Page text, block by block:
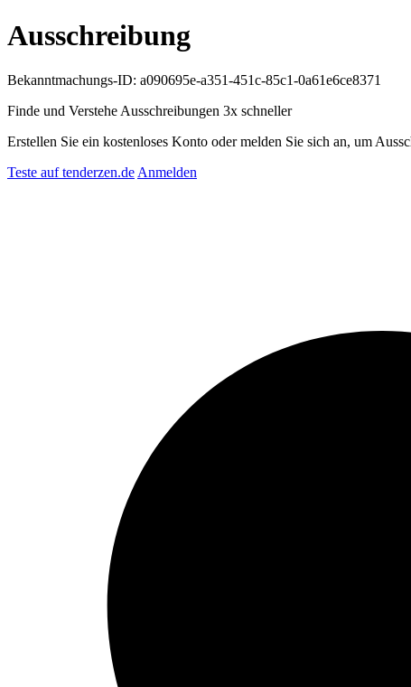
Ausschreibung
Bekanntmachungs-ID: a090695e-a351-451c-85c1-0a61e6ce8371
Finde und Verstehe Ausschreibungen 3x schneller
Erstellen Sie ein kostenloses Konto oder melden Sie sich an, um
Teste auf tenderzen.de Anmelden